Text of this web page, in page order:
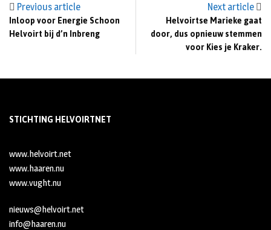
Previous article
Inloop voor Energie Schoon
Helvoirt bij d’n Inbreng
Next article
Helvoirtse Marieke gaat
door, dus opnieuw stemmen
voor Kies je Kraker.
STICHTING HELVOIRTNET
www.helvoirt.net
www.haaren.nu
www.vught.nu
nieuws@helvoirt.net
info@haaren.nu